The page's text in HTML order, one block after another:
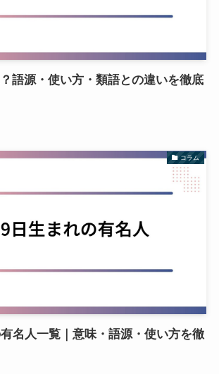
語源・使い方・類語との違いを徹底
コラム
名人一覧｜意味・語源・使い方を徹